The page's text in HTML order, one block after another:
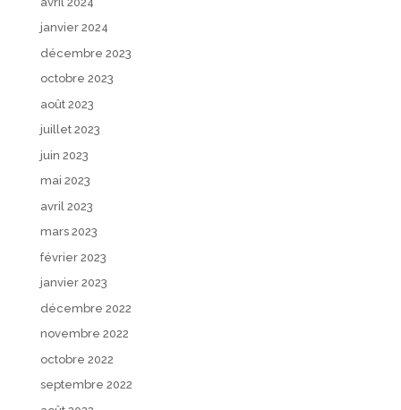
janvier 2024
décembre 2023
octobre 2023
août 2023
juillet 2023
juin 2023
mai 2023
avril 2023
mars 2023
février 2023
janvier 2023
décembre 2022
novembre 2022
octobre 2022
septembre 2022